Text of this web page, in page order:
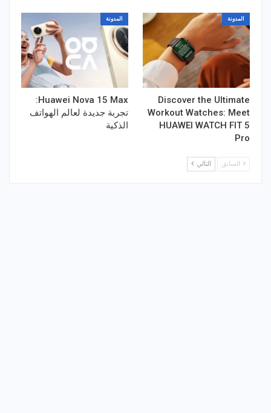
المدونة
Discover the Ultimate
Workout Watches​: Meet
HUAWEI WATCH FIT 5
Pro
المدونة
Huawei Nova 15 Max:
تجربة جديدة لعالم الهواتف
الذكية
السابق التالي